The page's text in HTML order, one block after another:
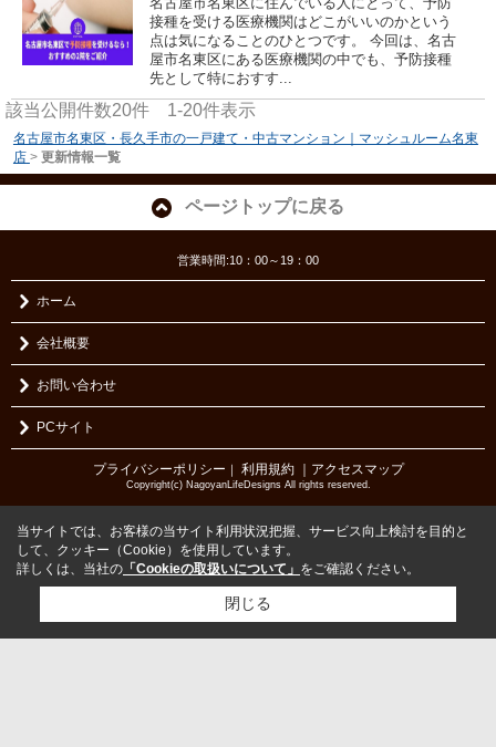
接種を受ける医療機関はどこがいいのかという
点は気になることのひとつです。 今回は、名古
屋市名東区にある医療機関の中でも、予防接種
先として特におすす...
該当公開件数20件 1-20件表示
名古屋市名東区・長久手市の一戸建て・中古マンション｜マッシュルーム名東
店 > 更新情報一覧
ページトップに戻る
営業時間:10：00～19：00
ホーム
会社概要
お問い合わせ
PCサイト
プライバシーポリシー ｜ 利用規約 ｜アクセスマップ
Copyright(c) NagoyanLifeDesigns All rights reserved.
当サイトでは、お客様の当サイト利用状況把握、サービス向上検討を目的と
して、クッキー（Cookie）を使用しています。
詳しくは、当社の 「Cookieの取扱いについて」 をご確認ください。
閉じる